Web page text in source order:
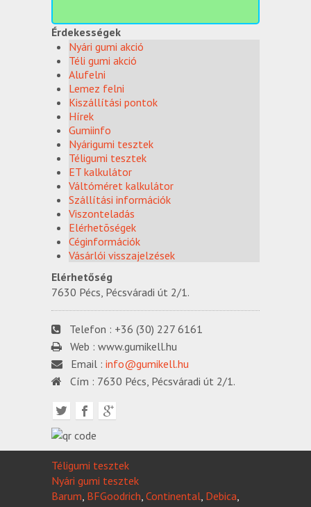
Érdekességek
Nyári gumi akció
Téli gumi akció
Alufelni
Lemez felni
Kiszállítási pontok
Hírek
Gumiinfo
Nyárigumi tesztek
Téligumi tesztek
ET kalkulátor
Váltóméret kalkulátor
Szállítási információk
Viszonteladás
Elérhetõségek
Céginformációk
Vásárlói visszajelzések
Elérhetőség
7630 Pécs, Pécsváradi út 2/1.
Telefon : +36 (30) 227 6161
Web : www.gumikell.hu
Email : info@gumikell.hu
Cím : 7630 Pécs, Pécsváradi út 2/1.
Téligumi tesztek
Nyári gumi tesztek
Barum, BFGoodrich, Continental, Debica,